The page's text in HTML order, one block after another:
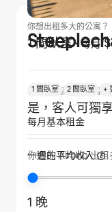
你想出租多大的公寓？
1 間臥室· 每月
客人是否獨享整間房源
是，客人可獨
你會在 Airbnb 出租
1 晚
1 間臥室 2 間臥室 +
每月基本租金
一週的平均收入